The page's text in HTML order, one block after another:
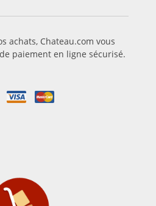
achats, Chateau.com vous
paiement en ligne sécurisé.